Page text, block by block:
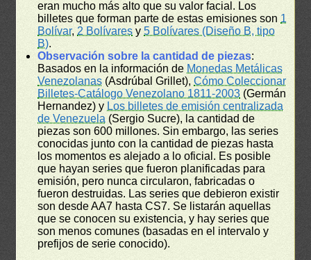
eran mucho más alto que su valor facial. Los
billetes que forman parte de estas emisiones son 1
Bolívar, 2 Bolívares y5 Bolívares (Diseño B, tipo
B).
Observación sobre la cantidad de piezas:
Basados en la información de Monedas Metálicas
Venezolanas (Asdrúbal Grillet),Cómo Coleccionar
Billetes-Catálogo Venezolano 1811-2003 (Germán
Hernandez) y Los billetes de emisión centralizada
de Venezuela (Sergio Sucre), la cantidad de
piezas son 600 millones. Sin embargo, las series
conocidas junto con la cantidad de piezas hasta
los momentos es alejado a lo oficial. Es posible
que hayan series que fueron planificadas para
emisión, pero nunca circularon, fabricadas o
fueron destruidas. Las series que debieron existir
son desde AA7 hasta CS7. Se listarán aquellas
que se conocen su existencia, y hay series que
son menos comunes (basadas en el intervalo y
prefijos de serie conocido).